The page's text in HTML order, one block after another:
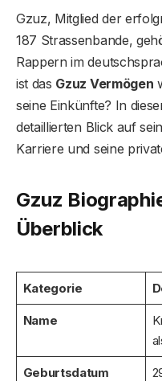
Gzuz, Mitglied der
187 Strassenbande,
Rappern im
ist das Gzuz Vermögen
seine Einkünfte? In
detaillierten Blick auf
Karriere und seine
Gzuz
Überblick
Kategorie
Name
Geburtsdatum